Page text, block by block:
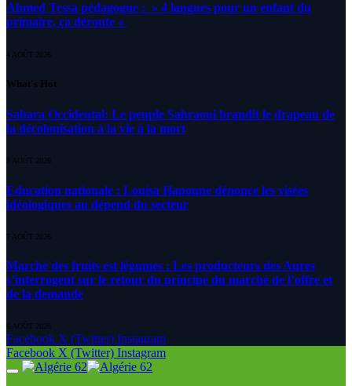
Ahmed Tessa pédagogue : » 4 langues pour un enfant du
primaire, ça déroute «
4 AOÛT 2026
What's Hot
Sahara Occidental: Le peuple Sahraoui brandit le drapeau de
la décolonisation à la vie à la mort
8 AOÛT 2026
Education nationale : Louisa Hanoune dénonce les visées
idéologiques au dépend du secteur
7 AOÛT 2026
Marché des fruits est légumes : Les producteurs des Aures
s’interrogent sur le retour du principe du marché de l’offre et
de la demande
6 AOÛT 2026
Facebook X (Twitter) Instagram
Facebook X (Twitter) Instagram